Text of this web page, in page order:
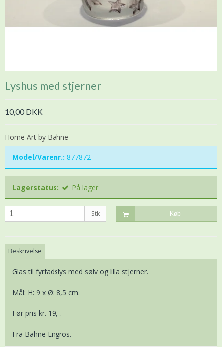
Lyshus med stjerner
10,00 DKK
Home Art by Bahne
Model/Varenr.: 877872
Lagerstatus: På lager
Stk Køb
Beskrivelse
Glas til fyrfadslys med sølv og lilla stjerner.
Mål: H: 9 x Ø: 8,5 cm.
Før pris kr. 19,-.
Fra Bahne Engros.